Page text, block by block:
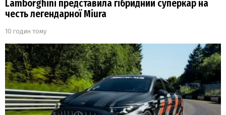
Lamborghini представила гібридний суперкар на
честь легендарної Miura
10 годин тому